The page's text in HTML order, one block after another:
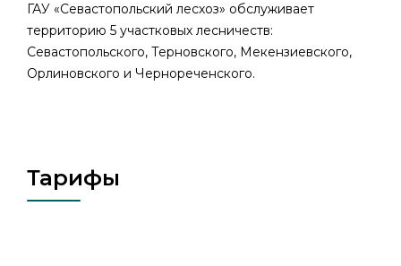
ГАУ «Севастопольский лесхоз» обслуживает
территорию 5 участковых лесничеств:
Севастопольского, Терновского, Мекензиевского,
Орлиновского и Чернореченского.
Тарифы